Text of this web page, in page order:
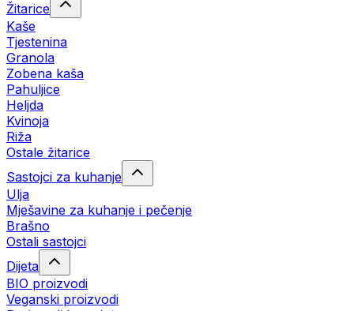
Žitarice
Kaše
Tjestenina
Granola
Zobena kaša
Pahuljice
Heljda
Kvinoja
Riža
Ostale žitarice
Sastojci za kuhanje
Ulja
Mješavine za kuhanje i pečenje
Brašno
Ostali sastojci
Dijeta
BIO proizvodi
Veganski proizvodi